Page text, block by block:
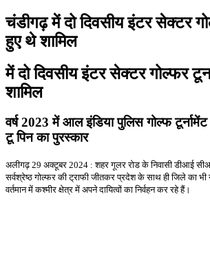
चंडीगढ़मेंदोदिवसीयइंटरसेक्टर
हुएथेशामिल
मेंदोदिवसीयइंटरसेक्टरगोल्फर
शामिल
वर्ष 2023मेंआलइंडियापुलिसगोल्फटूर्नामेंट
टूपिनकापुरस्कार
अलीगढ़ 29 अक्टूबर 2024 : शहर गूलर रोड के निवासी डीआई
सर्वश्रेष्ठ गोल्फर की ट्राफी जीतकर प्रदेश के साथ ही जिले का भी
वर्तमान में कश्मीर क्षेत्र में अपने दायित्वों का निर्वहन कर रहे हैं।